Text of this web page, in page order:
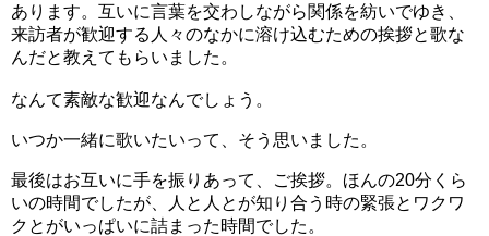
あります。互いに言葉を交わしながら関係を紡いでゆき、
来訪者が歓迎する人々のなかに溶け込むための挨拶と歌な
んだと教えてもらいました。
なんて素敵な歓迎なんでしょう。
いつか一緒に歌いたいって、そう思いました。
最後はお互いに手を振りあって、ご挨拶。ほんの20分くら
いの時間でしたが、人と人とが知り合う時の緊張とワクワ
クとがいっぱいに詰まった時間でした。